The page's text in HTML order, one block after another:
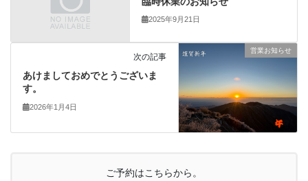
2025年9月21日
営業お知らせ
次の記事
あけましておめでとうございま
す。
2026年1月4日
ご予約はこちらから。